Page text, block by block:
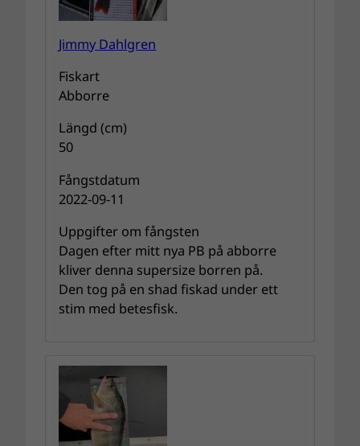
Jimmy Dahlgren
Fiskart
Abborre
Längd (cm)
50
Fångstdatum
2022-09-11
Uppgifter om fångsten
Dagen efter mitt nya PB på abborre
kliver denna supersize borren på.
Den tog på en shad fiskad under ett
stim med betesfisk.